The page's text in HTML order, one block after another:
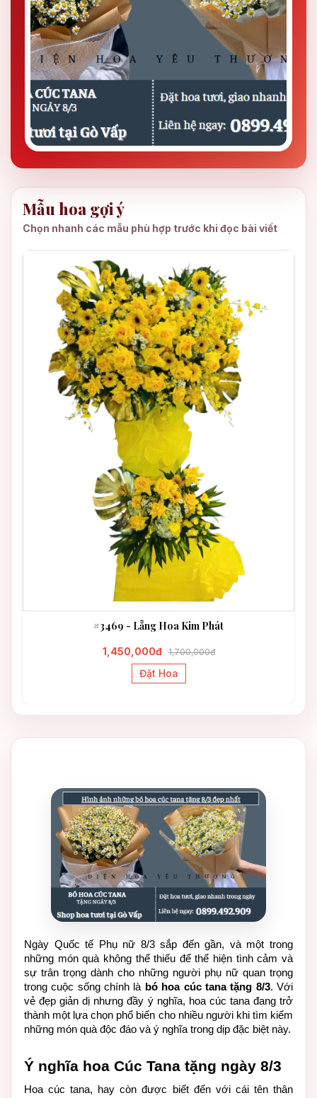
Mẫu hoa gợi ý
Chọn nhanh các mẫu phù hợp trước khi đọc bài viết
#3469 - Lẵng Hoa Kim Phát
1,450,000đ 1,700,000đ
Đặt Hoa
Ngày Quốc tế Phụ nữ 8/3 sắp đến gần, và một trong
những món quà không thể thiếu để thể hiện tình cảm và
sự trân trọng dành cho những người phụ nữ quan trọng
trong cuộc sống chính là bó hoa cúc tana tặng 8/3. Với
vẻ đẹp giản dị nhưng đầy ý nghĩa, hoa cúc tana đang trở
thành một lựa chọn phổ biến cho nhiều người khi tìm kiếm
những món quà độc đáo và ý nghĩa trong dịp đặc biệt này.
Ý nghĩa hoa Cúc Tana tặng ngày 8/3
Hoa cúc tana, hay còn được biết đến với cái tên thân